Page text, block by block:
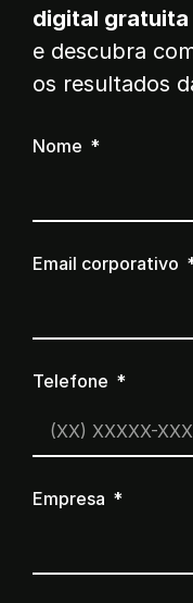
digital gratuita
e descubra
os resultados
Nome
Email corporativo
Telefone
Empresa